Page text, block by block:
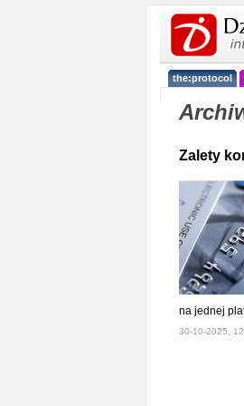
the:protocol
Zalety
na jednej
30-10-2025,